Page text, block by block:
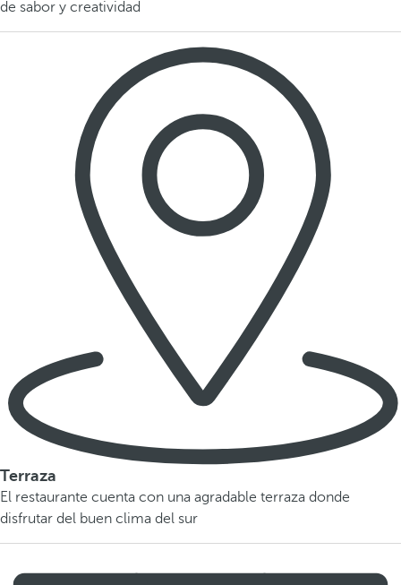
de sabor y creatividad
Terraza
El restaurante cuenta con una agradable terraza donde
disfrutar del buen clima del sur